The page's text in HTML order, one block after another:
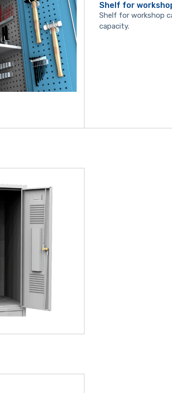
Shelf for
Shelf for workshop
capacity.